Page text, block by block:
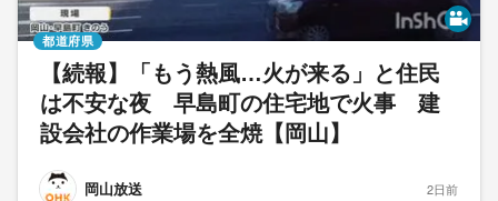
【続報】「もう熱風…火が来る」と住民
は不安な夜 早島町の住宅地で火事 建
設会社の作業場を全焼【岡山】
岡山放送
都道府県
2日前